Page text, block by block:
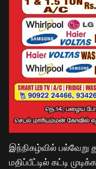
இந்நிகழ்வில் பல்வேறு
மதிப்பீட்டில் கட்டி